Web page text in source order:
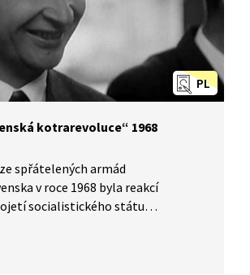
PL
kotrarevoluce“ 1968
spřátelených armád
v roce 1968 byla reakcí
socialistického státu
Československo nepodporoval